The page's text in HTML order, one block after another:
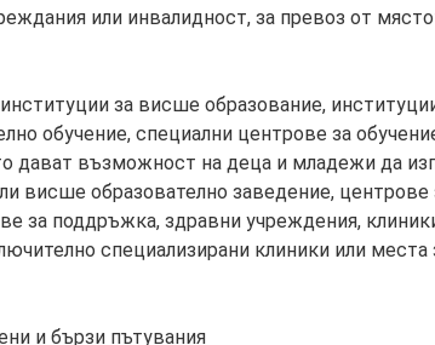
или инвалидност, за превоз от
за висше образование,
обучение, специални центрове за
дават възможност на деца и младежи да
висше образователно заведение, центрове
за поддръжка, здравни учреждения,
специализирани клиники или места
и бързи пътувания